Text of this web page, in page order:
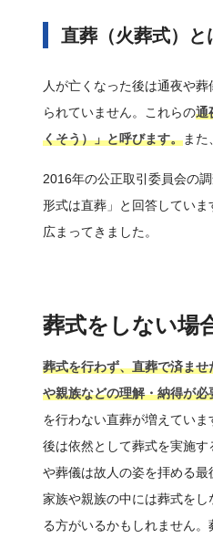
直葬（火葬式）と
人が亡くなった後は通夜や
られていません。これらの通
くそう）」と呼びます。ま
2016年の公正取引委員会の
形式は直葬」と回答してい
広まってきました。
葬式をしない場
葬式を行わず、直葬で済ま
や親族などの理解・納得が必
を行わない直葬が増えてい
後は依然として葬式を実施
や葬儀は故人の姿を拝める最
家族や親族の中には葬式をし
る方がいるかもしれません